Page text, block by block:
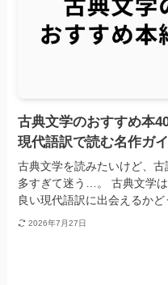
古典文学のおすすめ本
現代語訳で読む名作ガイ
古典文学を読みたいけど、
多すぎて迷う…。 古典文学
良い現代語訳に出会えるか
2026年7月27日